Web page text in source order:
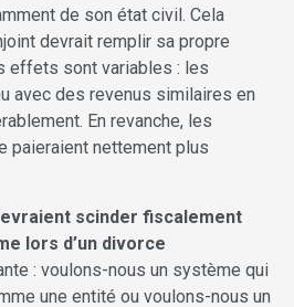
de son état civil. Cela
devrait remplir sa propre
effets sont variables : les
avec des revenus similaires en
En revanche, les
paieraient nettement plus
scinder fiscalement
lors d’un divorce
: voulons-nous un système qui
une entité ou voulons-nous un